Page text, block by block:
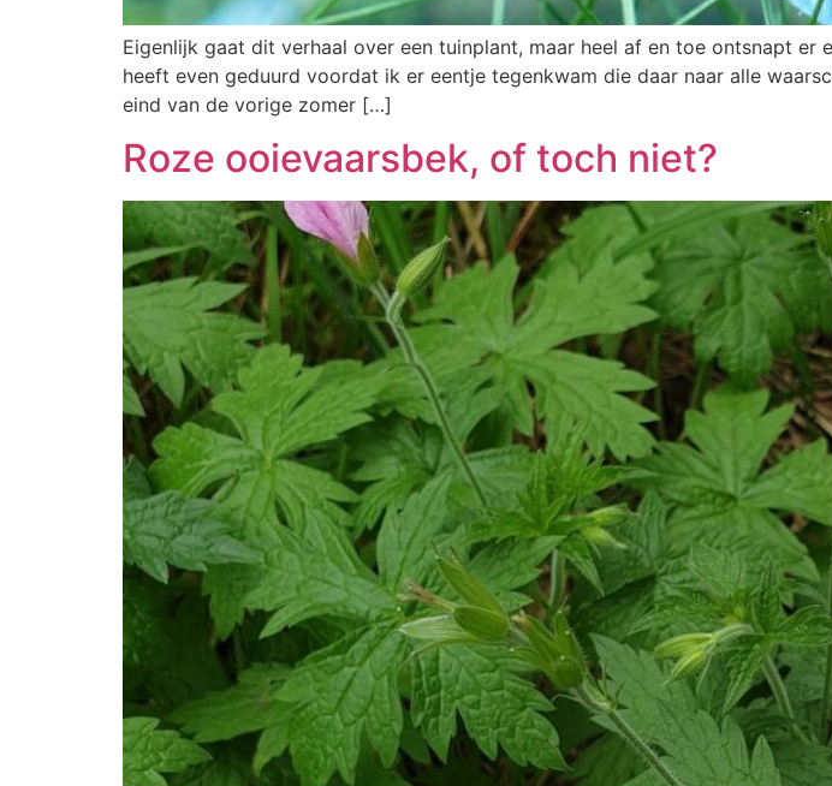
Eigenlijk gaat dit verhaal over een tuinplant, maar heel af en toe ontsnapt
heeft even geduurd voordat ik er eentje tegenkwam die daar naar alle
eind van de vorige zomer […]
Roze ooievaarsbek, of toch niet?